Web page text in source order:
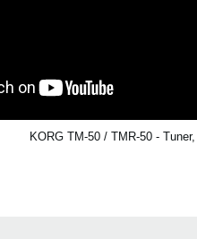
KORG TM-50 / TMR-50 -